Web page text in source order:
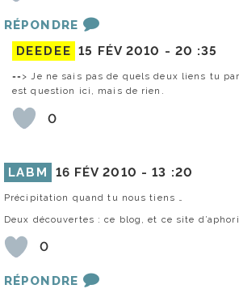
RÉPONDRE
DEEDEE 15 FÉV 2010 - 20 :35
==> Je ne sais pas de quels deux liens tu
est question ici, mais de rien.
0
LABM 16 FÉV 2010 -13 :20
Précipitation quand tu nous tiens …
Deux découvertes : ce blog, et ce site
0
RÉPONDRE